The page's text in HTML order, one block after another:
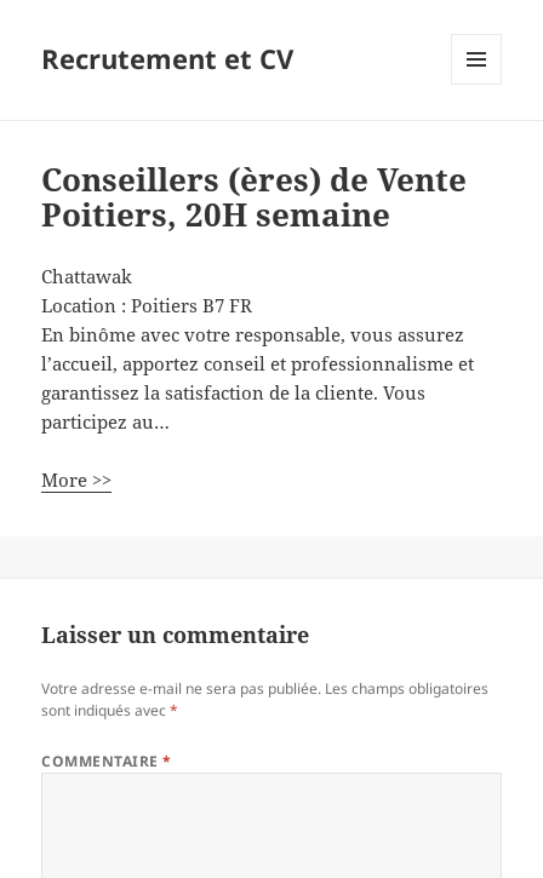
Recrutement et CV
Conseillers (ères) de Vente
Poitiers, 20H semaine
Chattawak
Location :Poitiers B7 FR
En binôme avec votre responsable, vous assurez
l’accueil, apportez conseil et professionnalisme et
garantissez la satisfaction de la cliente. Vous
participez au…
More >>
Laisser un commentaire
Votre adresse e-mail ne sera pas publiée. Les champs obligatoires
sont indiqués avec*
COMMENTAIRE*